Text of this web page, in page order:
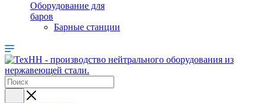
Оборудование для
баров
Барные станции